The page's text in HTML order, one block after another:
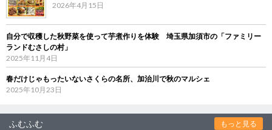
2026年4月15日
自分で収穫した秋野菜を使って芋煮作りを体験 埼玉県加須市の「ファミリー
ランドむさしの村」
2025年11月4日
春だけじゃもったいないさくらの名所、加治川で秋のマルシェ
2025年10月23日
ふむふむ もっと見る